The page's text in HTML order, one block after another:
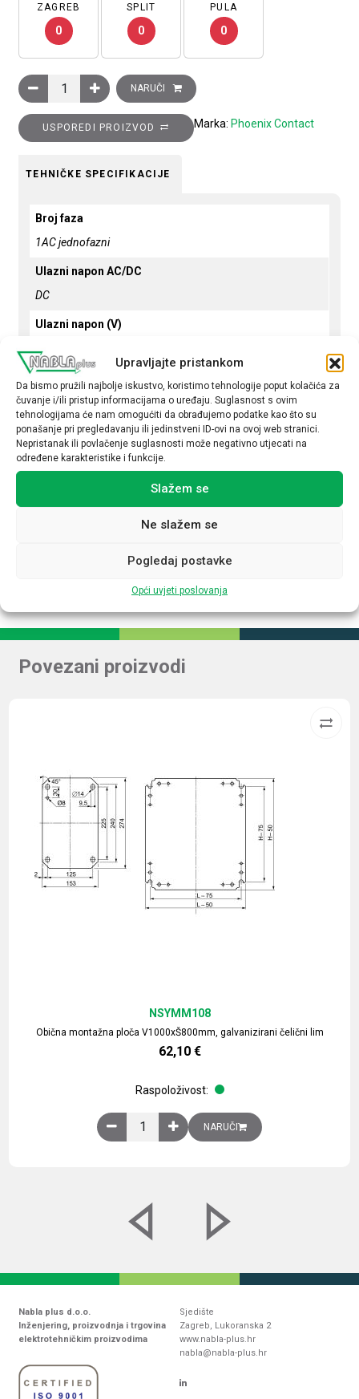
Upravljajte pristankom
Da bismo pružili najbolje iskustvo, koristimo tehnologije poput kolačića za
čuvanje i/ili pristup informacijama o uređaju. Suglasnost s ovim
tehnologijama će nam omogućiti da obrađujemo podatke kao što su
ponašanje pri pregledavanju ili jedinstveni ID-ovi na ovoj web stranici.
Nepristanak ili povlačenje suglasnosti može negativno utjecati na
određene karakteristike i funkcije.
Slažem se
Ne slažem se
Pogledaj postavke
Opći uvjeti poslovanja
ZAGREB
0
SPLIT
0
PULA
0
Ispravljač QUINT POWER sa SFB tehnologijom, ulaz: 1 faza,
NARUČI
USPOREDI PROIZVOD Marka: Phoenix Contact
TEHNIČKE SPECIFIKACIJE
Broj faza
1AC jednofazni
Ulazni napon AC/DC
DC
Ulazni napon (V)
DC 90-350 V
Podesivi izlazni napon
Da
Izlazni napon (V DC)
24
5
Povezani proizvodi
Obična montažna ploča V1000xŠ800mm, galvanizirani čelični lim
NSYMM108
62,10 €
Raspoloživost:
Obična montažna ploča V1000xŠ800mm,
NARUČI
Nabla plus d.o.o.
Inženjering, proizvodnja i trgovina
elektrotehničkim proizvodima
Sjedište
Zagreb, Lukoranska 2
www.nabla-plus.hr
nabla@nabla-plus.hr